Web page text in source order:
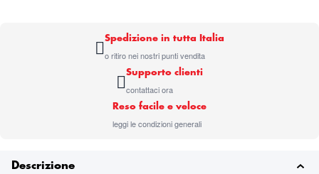
Spedizione in tutta Italia
o ritiro nei nostri punti vendita
Supporto clienti
contattaci ora
Reso facile e veloce
leggi le condizioni generali
Descrizione